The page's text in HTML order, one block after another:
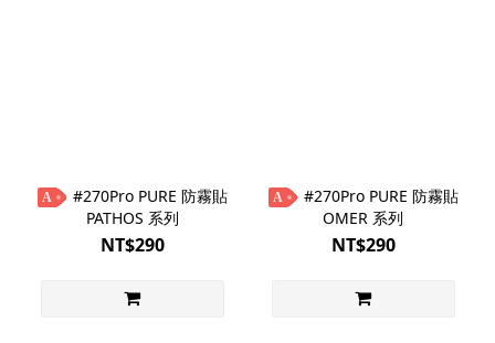
A
PATHOS 系列
NT$290
A
OMER 系列
NT$290